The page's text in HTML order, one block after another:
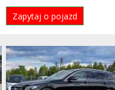
Zapytaj o pojazd